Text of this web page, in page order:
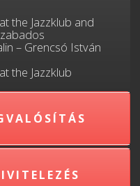
the Jazzklub and
– Grencsó István
the Jazzklub